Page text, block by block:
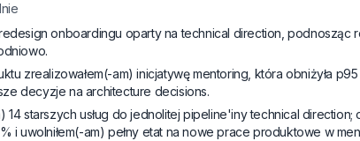
onboardingu oparty na technical direction, podnosząc
zrealizowałem(-am) inicjatywę mentoring, która obniżyła
decyzje na architecture decisions.
14 starszych usług do jednolitej pipeline'iny technical
i uwolniłem(-am) pełny etat na nowe prace produktowe w